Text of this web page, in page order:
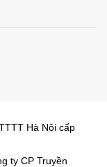
Hà Nội cấp
ty CP Truyền